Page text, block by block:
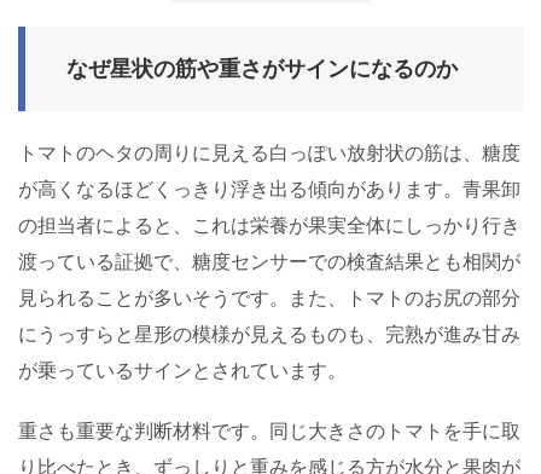
なぜ星状の筋や重さがサインになるのか
トマトのヘタの周りに見える白っぽい放射状の筋は、糖度
が高くなるほどくっきり浮き出る傾向があります。青果卸
の担当者によると、これは栄養が果実全体にしっかり行き
渡っている証拠で、糖度センサーでの検査結果とも相関が
見られることが多いそうです。また、トマトのお尻の部分
にうっすらと星形の模様が見えるものも、完熟が進み甘み
が乗っているサインとされています。
重さも重要な判断材料です。同じ大きさのトマトを手に取
り比べたとき、ずっしりと重みを感じる方が水分と果肉が